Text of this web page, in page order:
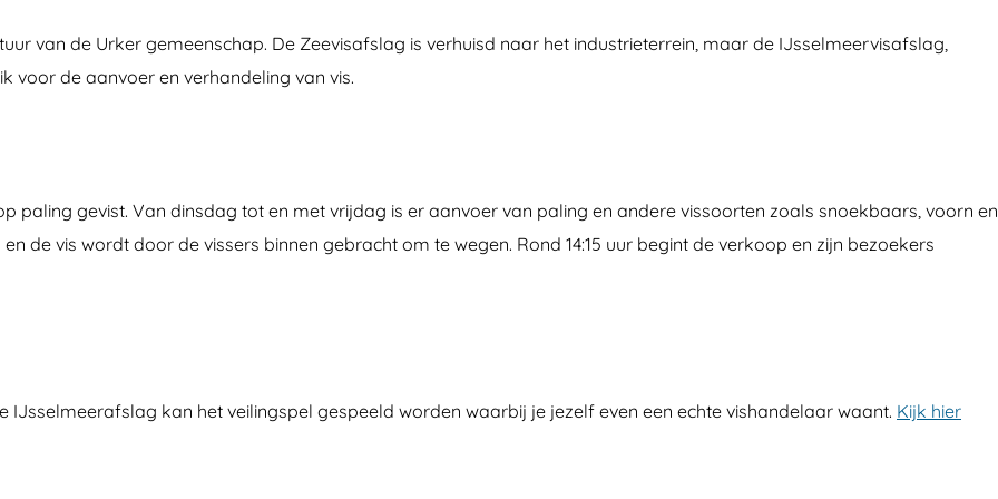
van de Urker gemeenschap. De Zeevisafslag is verhuisd naar het industrieterrein, maar de IJsselmeervisafslag,
voor de aanvoer en verhandeling van vis.
paling gevist. Van dinsdag tot en met vrijdag is er aanvoer van paling en andere vissoorten zoals snoekbaars, voorn en
de vis wordt door de vissers binnen gebracht om te wegen. Rond 14:15 uur begint de verkoop en zijn bezoekers
IJsselmeerafslag kan het veilingspel gespeeld worden waarbij je jezelf even een echte vishandelaar waant. Kijk hier